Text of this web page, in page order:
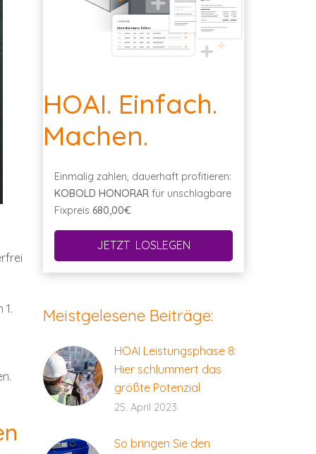
1.
HOAI. Einfach.
Machen.
Einmalig zahlen, dauerhaft profitieren:
KOBOLD HONORAR für unschlagbare
Fixpreis 680,00€
JETZT LOSLEGEN
Meistgelesene Beiträge:
HOAI Leistungsphase 8:
Hier schlummert das
größte Potenzial
25. April 2023
So bringen Sie den